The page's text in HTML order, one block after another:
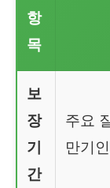
항
목
보
장
기
간
주요
만기